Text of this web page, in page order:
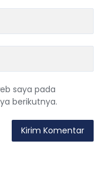
saya pada
berikutnya.